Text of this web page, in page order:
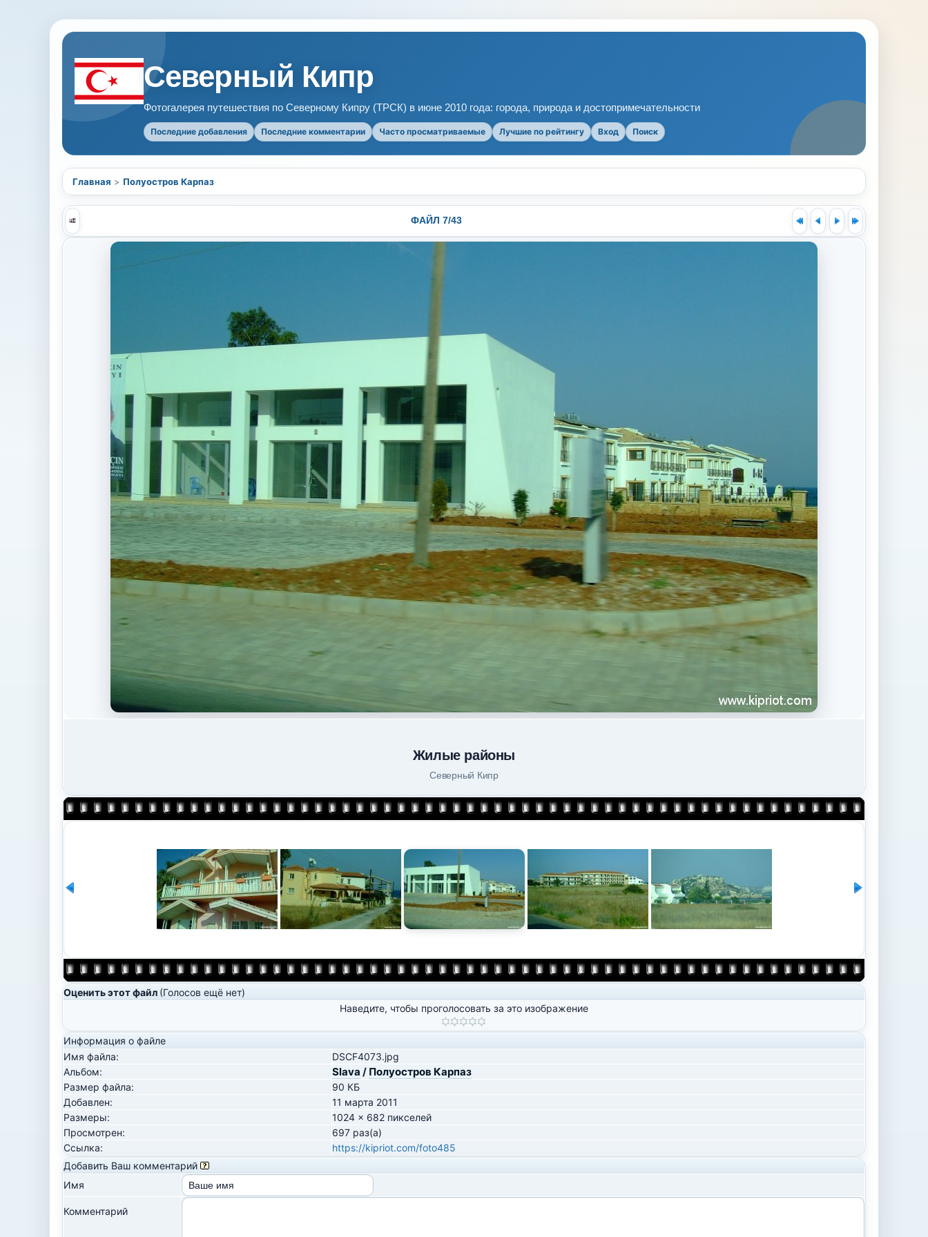
Северный Кипр
Фотогалерея путешествия по Северному Кипру (ТРСК) в июне 2010 года: города, природа и достопримечательности
Последние добавления Последние комментарии Часто просматриваемые Лучшие по рейтингу Вход Поиск
Главная > Полуостров Карпаз
ФАЙЛ 7/43
Жилые районы
Северный Кипр
Оценить этот файл (Голосов ещё нет)
Наведите, чтобы проголосовать за это изображение
Информация о файле
Имя файла:
DSCF4073.jpg
Альбом:
Slava / Полуостров Карпаз
Размер файла:
90 КБ
Добавлен:
11 марта 2011
Размеры:
1024 x 682 пикселей
Просмотрен:
697 раз(а)
Ссылка:
https://kipriot.com/foto485
Добавить Ваш комментарий
Имя
Комментарий